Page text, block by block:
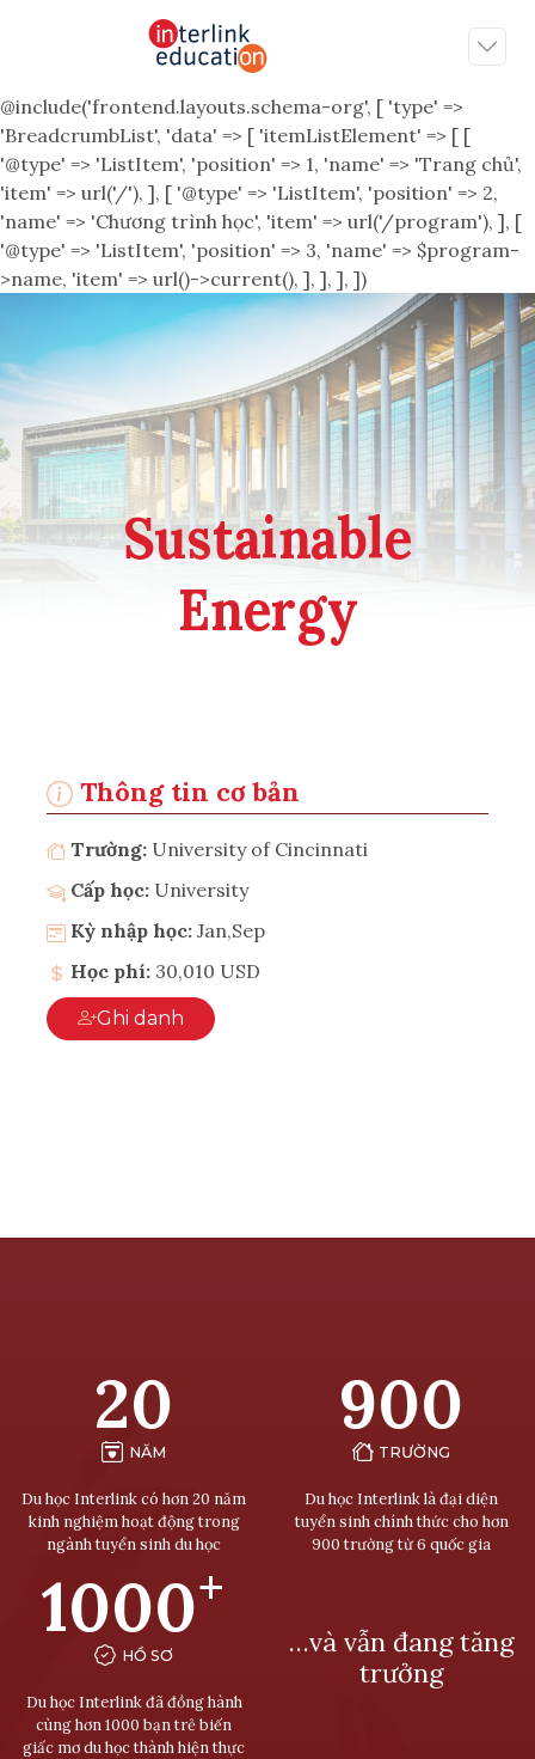
@include('frontend.layouts.schema-org', [ 'type' =>
'BreadcrumbList', 'data' => [ 'itemListElement' => [ [
'@type' => 'ListItem', 'position' => 1, 'name' => 'Trang chủ',
'item' => url('/'), ], [ '@type' => 'ListItem', 'position' => 2,
'name' => 'Chương trình học', 'item' => url('/program'), ], [
'@type' => 'ListItem', 'position' => 3, 'name' => $program-
>name, 'item' => url()->current(), ], ], ], ])
Sustainable
Energy
Thông tin cơ bản
Trường: University of Cincinnati
Cấp học: University
Kỳ nhập học: Jan,Sep
Học phí: 30,010 USD
Ghi danh
20
NĂM
Du học Interlink có hơn 20 năm
kinh nghiệm hoạt động trong
ngành tuyển sinh du học
900
TRƯỜNG
Du học Interlink là đại diện
tuyển sinh chính thức cho hơn
900 trường từ 6 quốc gia
1000+
HỒ SƠ
Du học Interlink đã đồng hành
cùng hơn 1000 bạn trẻ biến
giấc mơ du học thành hiện thực
…và vẫn đang tăng
trưởng